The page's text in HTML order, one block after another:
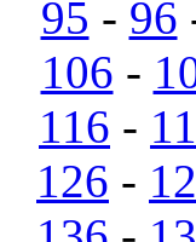
95 - 96
106 -
116 -
126 -